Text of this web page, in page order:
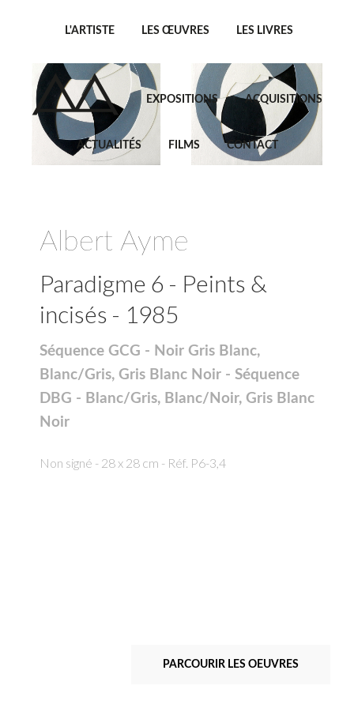
L'ARTISTE LES ŒUVRES LES LIVRES
EXPOSITIONS ACQUISITIONS
ACTUALITÉS FILMS CONTACT
Albert Ayme
Paradigme 6 - Peints &
incisés - 1985
Séquence GCG - Noir Gris Blanc,
Blanc/Gris, Gris Blanc Noir - Séquence
DBG - Blanc/Gris, Blanc/Noir, Gris Blanc
Noir
Non signé - 28 x 28 cm - Réf. P6-3,4
PARCOURIR LES OEUVRES